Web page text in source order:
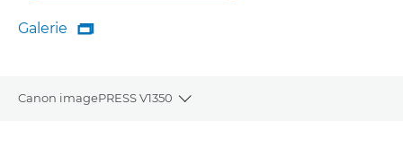
Galerie
Galerie

Canon imagePRESS V1350
Toggle breadcrumbs